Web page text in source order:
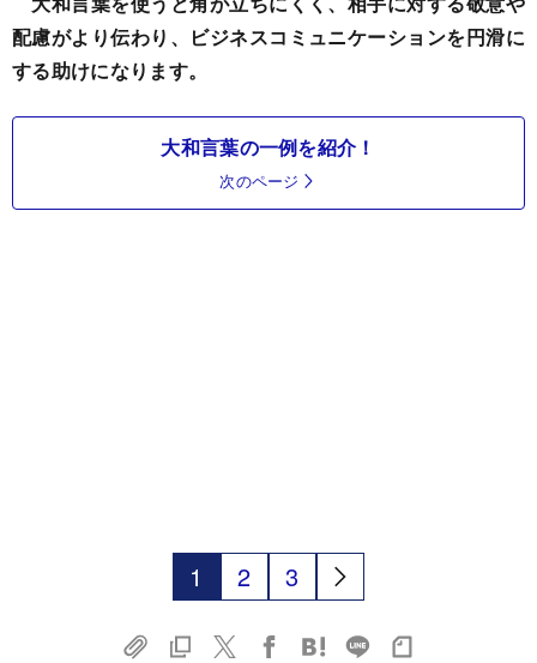
配慮がより伝わり、ビジネスコミュニケーションを円滑に
する助けになります。
大和言葉の一例を紹介！
次のページ
1 2 3